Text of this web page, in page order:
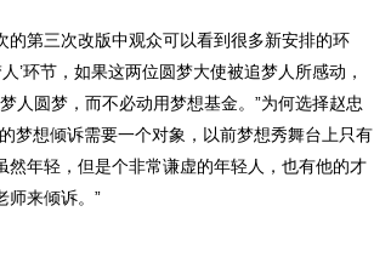
第三次改版中观众可以看到很多新安排的环
’环节，如果这两位圆梦大使被追梦人所感动，
人圆梦，而不必动用梦想基金。”为何选择赵忠
梦想倾诉需要一个对象，以前梦想秀舞台上只有
年轻，但是个非常谦虚的年轻人，也有他的才
师来倾诉。”